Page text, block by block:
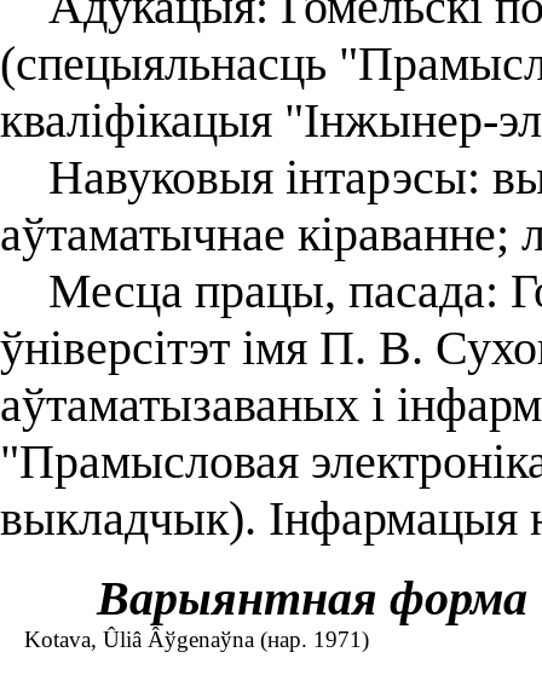
(спецыяльнасць
кваліфікацыя "Інжынер-
Навуковыя інтарэсы:
аўтаматычнае кіраванне;
Месца працы, пасада:
ўніверсітэт імя П. В.
аўтаматызаваных і
"Прамысловая
выкладчык). Інфармацыя
Варыянтная форма
Kotava, Ûliâ Âўgenaўna (нар. 1971)